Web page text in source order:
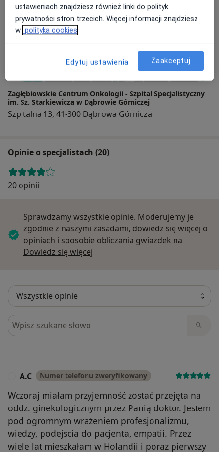
Adres
Powiększ mapę
Zagłębiowskie Centrum Onkologii - Szpital Specjalistyczny
im. Sz. Starkiewicza w Dąbrowie Górniczej
Szpitalna 13, 41-300 Dąbrowa Górnicza
Opinie o specjalistach (20)
20 opinii
Sprawdzamy wszystkie opinie. Moderujemy je
zgodnie z naszymi zasadami, dowiedz się więcej o
opiniach i sposobie obliczania gwiazdek na
Dowiedz się więcej
Szukaj w opiniach
A.C Numer telefonu zweryfikowany
Wczoraj miałam przyjemność zostać przejęta na
oddz. ginekologicznym przez Panią doktor. Jestem
pod ogromnym wrażeniem profesjonalizmu,
wiedzy, podejścia do pacjenta, empatii. Przez
wiele lat mieszkałam w Holandii i poraz pierwszy
ustawieniach znajdziesz również linki do polityk
prywatności stron trzecich. Więcej informacji znajdziesz
w polityka cookies
Edytuj ustawienia Zaakceptuj